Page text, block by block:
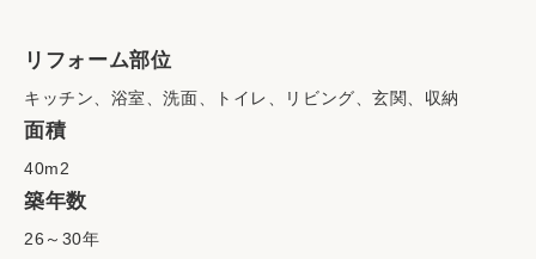
リフォーム部位
キッチン、浴室、洗面、トイレ、リビング、玄関、収納
面積
40m2
築年数
26～30年